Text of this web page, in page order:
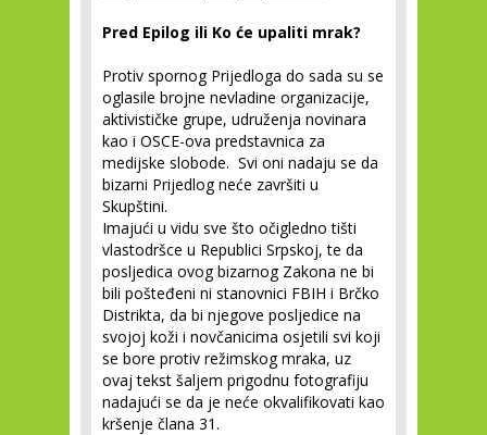
Pred Epilog ili Ko će upaliti mrak?
Protiv spornog Prijedloga do sada su se
oglasile brojne nevladine organizacije,
aktivističke grupe, udruženja novinara
kao i OSCE-ova predstavnica za
medijske slobode. Svi oni nadaju se da
bizarni Prijedlog neće završiti u
Skupštini.
Imajući u vidu sve što očigledno tišti
vlastodršce u Republici Srpskoj, te da
posljedica ovog bizarnog Zakona ne bi
bili pošteđeni ni stanovnici FBIH i Brčko
Distrikta, da bi njegove posljedice na
svojoj koži i novčanicima osjetili svi koji
se bore protiv režimskog mraka, uz
ovaj tekst šaljem prigodnu fotografiju
nadajući se da je neće okvalifikovati kao
kršenje člana 31.